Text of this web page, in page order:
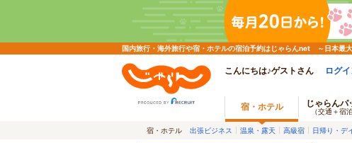
国内旅行・海外旅行や宿・ホテルの宿泊予約はじゃらんnet ～日本最
こんにちは♪ゲストさん ログ
宿・ホテル じゃらんパ
（交通＋宿泊
宿・ホテル 出張ビジネス 温泉・露天 高級宿 日帰り・デ